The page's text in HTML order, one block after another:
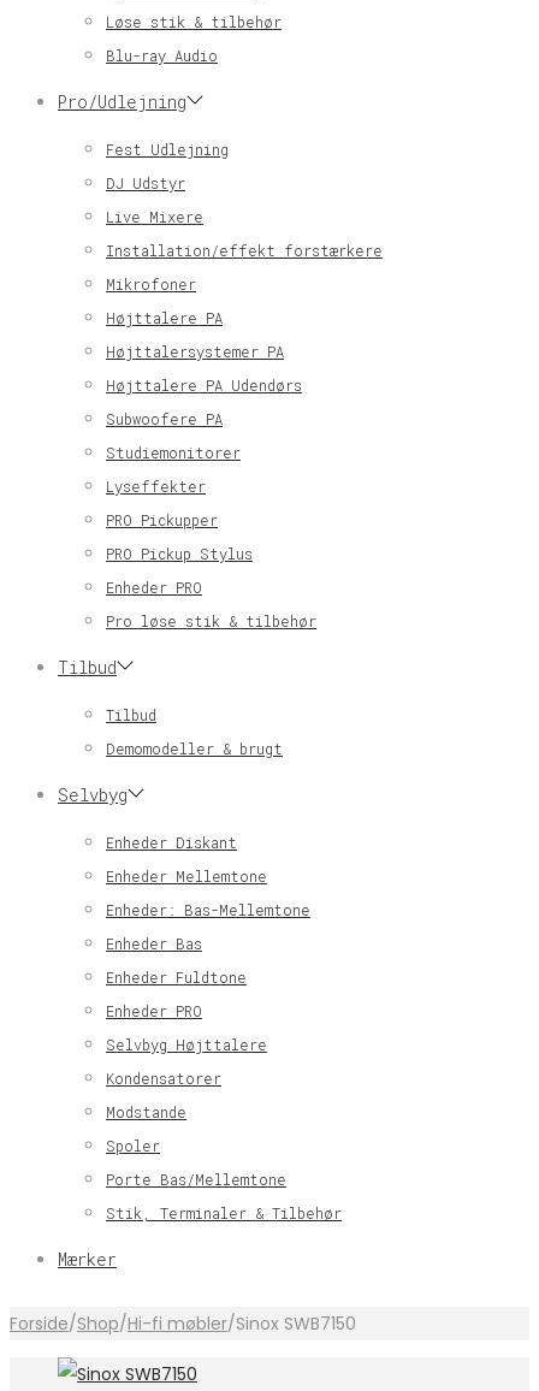
Løse stik & tilbehør
Blu-ray Audio
Pro/Udlejning
Fest Udlejning
DJ Udstyr
Live Mixere
Installation/effekt forstærkere
Mikrofoner
Højttalere PA
Højttalersystemer PA
Højttalere PA Udendørs
Subwoofere PA
Studiemonitorer
Lyseffekter
PRO Pickupper
PRO Pickup Stylus
Enheder PRO
Pro løse stik & tilbehør
Tilbud
Tilbud
Demomodeller & brugt
Selvbyg
Enheder Diskant
Enheder Mellemtone
Enheder: Bas-Mellemtone
Enheder Bas
Enheder Fuldtone
Enheder PRO
Selvbyg Højttalere
Kondensatorer
Modstande
Spoler
Porte Bas/Mellemtone
Stik, Terminaler & Tilbehør
Mærker
Forside/Shop/Hi-fi møbler/Sinox SWB7150